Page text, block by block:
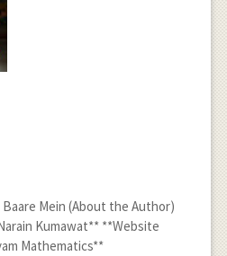
Baare Mein (About the Author)
Kumawat** **Website
Mathematics**